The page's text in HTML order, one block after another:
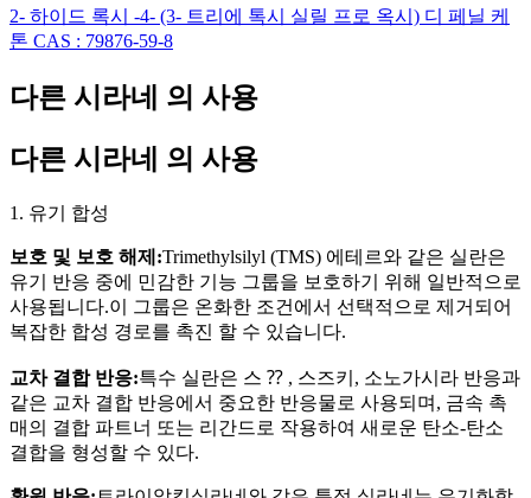
2- 하이드 록시 -4- (3- 트리에 톡시 실릴 프로 옥시) 디 페닐 케
톤 CAS : 79876-59-8
다른 시라네 의 사용
다른 시라네 의 사용
1. 유기 합성
보호 및 보호 해제:Trimethylsilyl (TMS) 에테르와 같은 실란은
유기 반응 중에 민감한 기능 그룹을 보호하기 위해 일반적으로
사용됩니다.이 그룹은 온화한 조건에서 선택적으로 제거되어
복잡한 합성 경로를 촉진 할 수 있습니다.
교차 결합 반응:특수 실란은 스 ⁇ , 스즈키, 소노가시라 반응과
같은 교차 결합 반응에서 중요한 반응물로 사용되며, 금속 촉
매의 결합 파트너 또는 리간드로 작용하여 새로운 탄소-탄소
결합을 형성할 수 있다.